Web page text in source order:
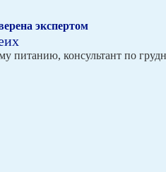
экспертом
питанию, консультант по